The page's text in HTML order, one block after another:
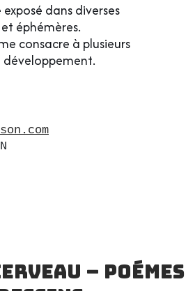
dans diverses
éphémères.
consacre à plusieurs
développement.
– Poémes